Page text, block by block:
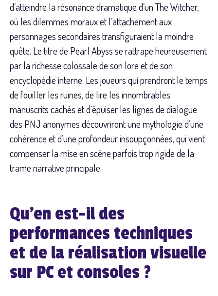
d’atteindre la résonance dramatique d’un The Witcher,
où les dilemmes moraux et l’attachement aux
personnages secondaires transfiguraient la moindre
quête. Le titre de Pearl Abyss se rattrape heureusement
par la richesse colossale de son lore et de son
encyclopédie interne. Les joueurs qui prendront le temps
de fouiller les ruines, de lire les innombrables
manuscrits cachés et d’épuiser les lignes de dialogue
des PNJ anonymes découvriront une mythologie d’une
cohérence et d’une profondeur insoupçonnées, qui vient
compenser la mise en scène parfois trop rigide de la
trame narrative principale.
Qu’en est-il des
performances techniques
et de la réalisation visuelle
sur PC et consoles ?